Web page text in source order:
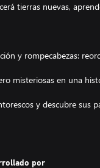
tierras nuevas,
y rompecabezas:
misteriosas en una
y descubre sus
más de 30 piezas
por